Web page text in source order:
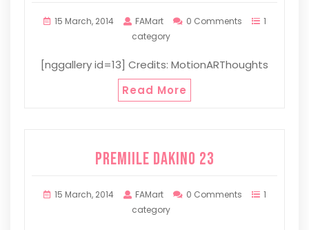
15 March, 2014 FAMart 0 Comments
1
category
[nggallery id=13] Credits: MotionARThoughts
Read More
Premiile DaKINO 23
15 March, 2014 FAMart 0 Comments
1
category